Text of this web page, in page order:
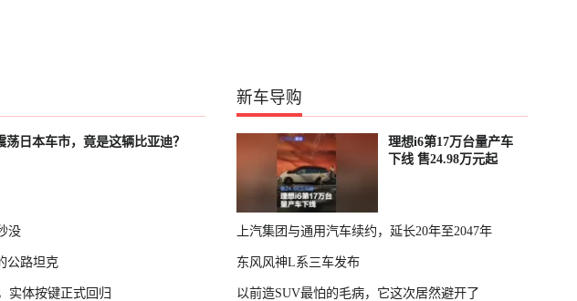
荡日本车市，竟是这辆比亚迪？
没
公路坦克
实体按键正式回归
新车导购
理想i6第17万台量产车
下线 售24.98万元起
上汽集团与通用汽车续约，延长20年至2047年
东风风神L系三车发布
以前造SUV最怕的毛病，它这次居然避开了